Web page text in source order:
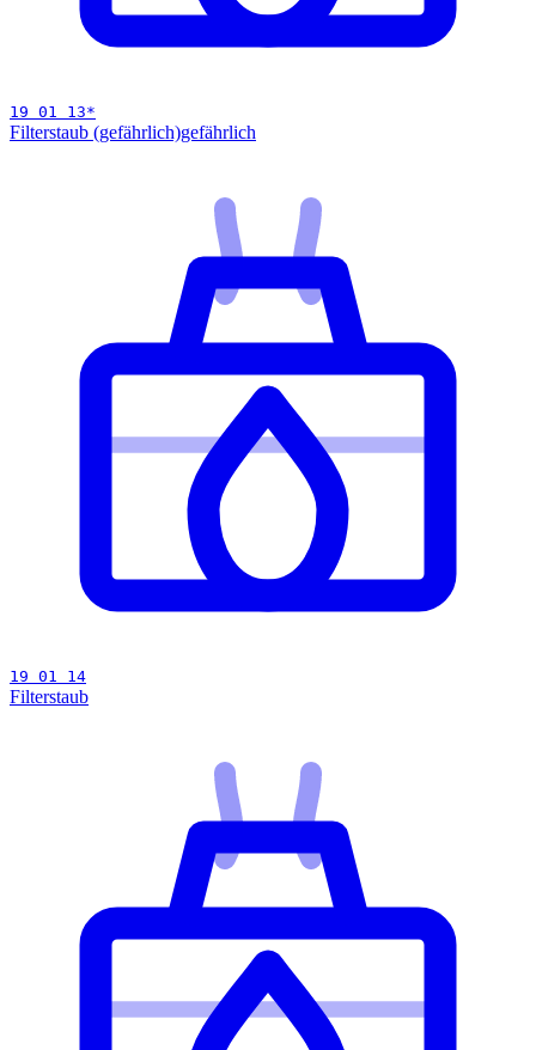
19 01 13*
Filterstaub (gefährlich)gefährlich
19 01 14
Filterstaub